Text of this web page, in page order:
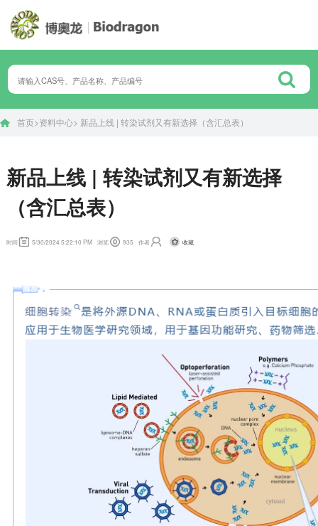
首页>资料中心> 新品上线 | 转染试剂又有新选择（含汇总表）
新品上线 | 转染试剂又有新选择
（含汇总表）
时间 5/30/2024 5:22:10 PM 浏览 935 作者 收藏